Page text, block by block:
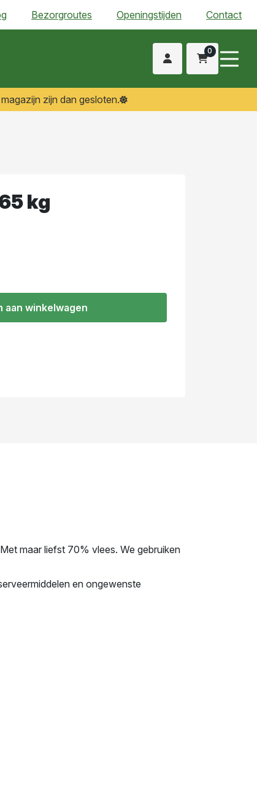
Bezorgroutes Openingstijden Contact
0
zijn dan gesloten.
kg
aan winkelwagen
maar liefst 70% vlees. We gebruiken
en ongewenste